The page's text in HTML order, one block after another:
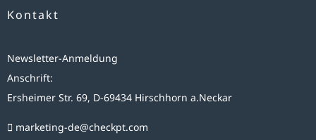
Kontakt
Newsletter-Anmeldung
Anschrift:
Ersheimer Str. 69, D-69434 Hirschhorn a.Neckar
marketing-de@checkpt.com